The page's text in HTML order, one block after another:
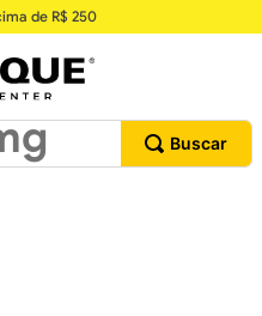
de R$ 250